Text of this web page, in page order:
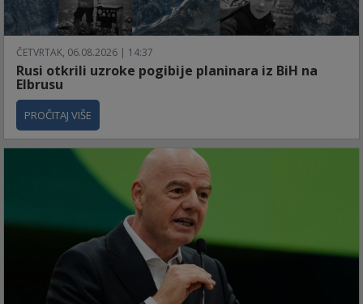
ČETVRTAK, 06.08.2026 | 14:37
Rusi otkrili uzroke pogibije planinara iz BiH na
Elbrusu
PROČITAJ VIŠE